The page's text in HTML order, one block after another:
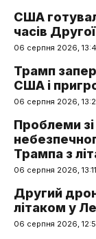
США
часів
06 серпня 2026,
Трамп
США і
06 серпня 2026,
Проблеми
Трампа з
06 серпня 2026, 13:11
Другий
літаком у
06 серпня 2026,